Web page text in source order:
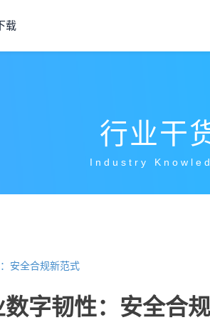
载
行业干
Industry
安全合规新范式
字韧性：安全合